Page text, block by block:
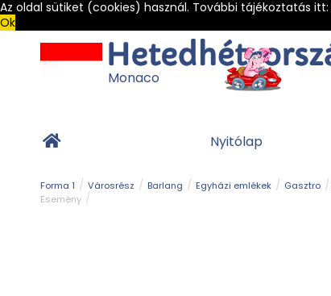
Az oldal sütiket (cookies) használ. További tájékoztatás itt:
Ok
Monaco
Nyitólap
Forma 1 Városrész Barlang Egyházi emlékek Gasztro
Esemény